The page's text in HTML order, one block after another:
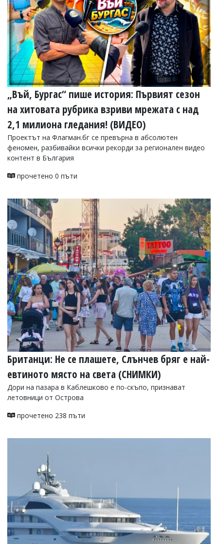
„Въй, Бургас“ пише история: Първият сезон
на хитовата рубрика взриви мрежата с над
2,1 милиона гледания! (ВИДЕО)
Проектът на Флагман.бг се превърна в абсолютен
феномен, разбивайки всички рекорди за регионален видео
контент в България
прочетено 0 пъти
Британци: Не се плашете, Слънчев бряг е най-
евтиното място на света (СНИМКИ)
Дори на пазара в Каблешково е по-скъпо, признават
летовници от Острова
прочетено 238 пъти